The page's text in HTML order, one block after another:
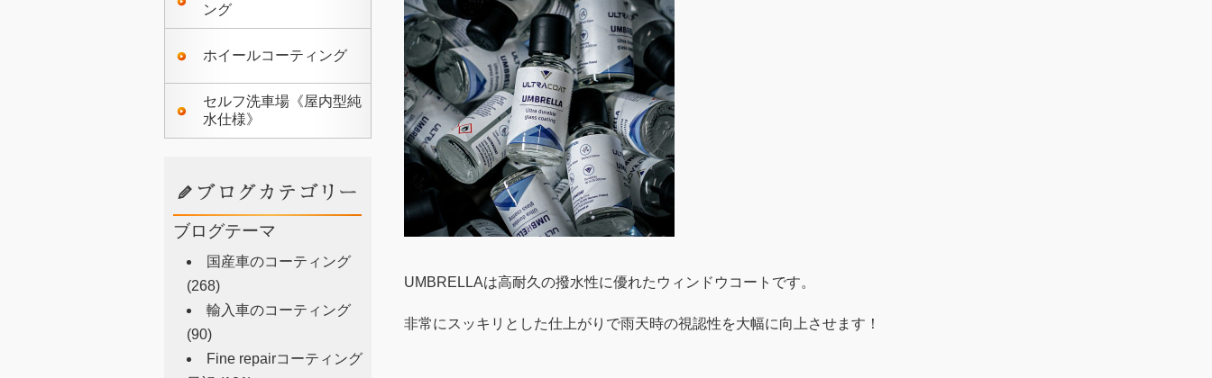
ング
ホイールコーティング
セルフ洗車場《屋内型純
水仕様》
ブログテーマ
国産車のコーティング
(268)
輸入車のコーティング
(90)
Fine repairコーティング
UMBRELLAは高耐久の撥水性に優れたウィンドウコートです。
非常にスッキリとした仕上がりで雨天時の視認性を大幅に向上させます！